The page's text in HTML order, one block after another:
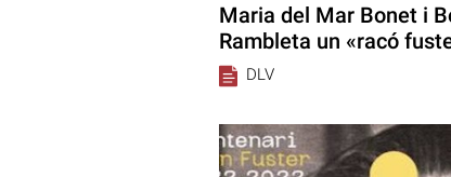
Maria del Mar Bonet i
Rambleta un «racó
DLV